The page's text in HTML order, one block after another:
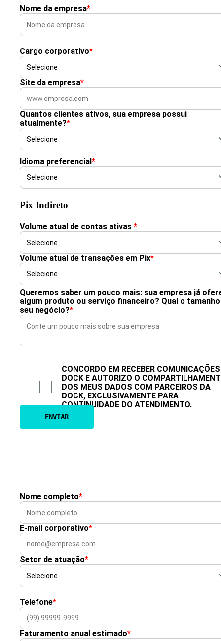
Nome da empresa*
Cargo corporativo*
Site da empresa*
Quantos clientes ativos, sua empresa possui
atualmente?*
Idioma preferencial*
Pix Indireto
Volume atual de contas ativas *
Volume atual de transações em Pix*
Queremos saber um pouco mais: sua empresa já
algum produto ou serviço financeiro? Qual o
seu negócio?*
CONCORDO EM RECEBER
DOCK E AUTORIZO O
DOS MEUS DADOS COM PARCEIROS DA
DOCK, EXCLUSIVAMENTE PARA
CONTINUIDADE DO ATENDIMENTO.
Nome completo*
E-mail corporativo*
Setor de atuação*
Telefone*
Faturamento anual estimado*